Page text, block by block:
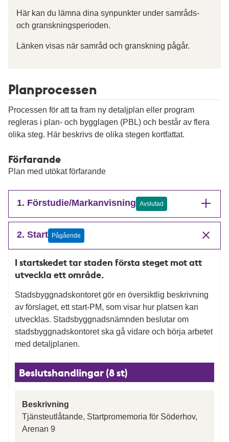
Här kan du lämna dina synpunkter under samråds-
och granskningsperioden.
Länken visas när samråd och granskning pågår.
Planprocessen
Processen för att ta fram ny detaljplan eller program
regleras i plan- och bygglagen (PBL) och består av flera
olika steg. Här beskrivs de olika stegen kortfattat.
Förfarande
Plan med utökat förfarande
1. Förstudie/Markanvisning Avslutad
2. Start Pågående
I startskedet tar staden första steget mot att
utveckla ett område.
Stadsbyggnadskontoret gör en översiktlig beskrivning
av förslaget, ett start-PM, som visar hur platsen kan
utvecklas. Stadsbyggnadsnämnden beslutar om
stadsbyggnadskontoret ska gå vidare och börja arbetet
med detaljplanen.
Beslutshandlingar (8 st)
Beskrivning
Tjänsteutlåtande, Startpromemoria för Söderhov,
Arenan 9